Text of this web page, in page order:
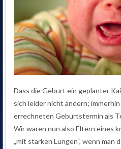
Dass die Geburt ein geplanter
sich leider nicht ändern;
errechneten Geburtstermin als
Wir waren nun also Eltern eines
„mit starken Lungen“, wenn man